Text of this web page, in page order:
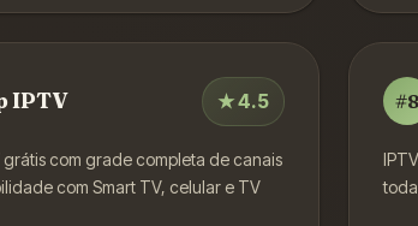
IPTV ★4.5
grátis com grade completa de canais
com Smart TV, celular e TV
#8